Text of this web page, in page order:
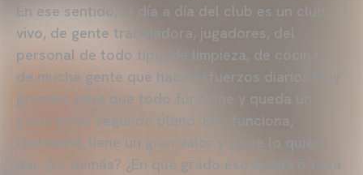
En ese sentido, el día a día del club es un club
vivo, de gente trabajadora, jugadores, del
personal de todo tipo, de limpieza, de cocina…
de mucha gente que hace esfuerzos diarios muy
grandes para que todo funcione y queda un
poco en un segundo plano. Eso funciona,
realmente tiene un gran valor y yo se lo quiero
dar. ¿Lo demás? ¿En qué grado eso ayuda o tapa